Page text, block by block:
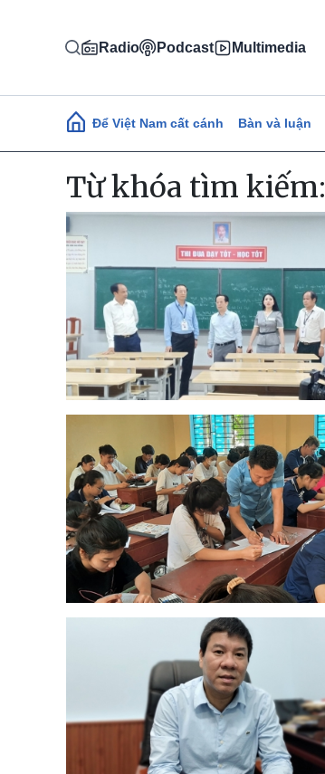
Radio Podcast Multimedia
Main navigation
Để Việt Nam cất cánh Bàn và luận
Từ khóa tìm kiếm: